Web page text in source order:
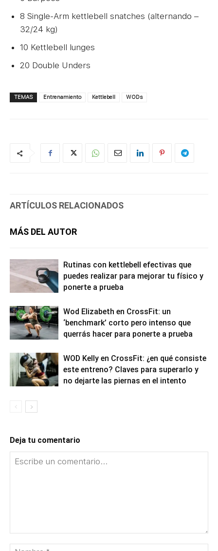
8 Single-Arm kettlebell snatches (alternando –
32/24 kg)
10 Kettlebell lunges
20 Double Unders
TEMAS Entrenamiento Kettlebell WODs
ARTÍCULOS RELACIONADOS
MÁS DEL AUTOR
Rutinas con kettlebell efectivas que
puedes realizar para mejorar tu físico y
ponerte a prueba
Wod Elizabeth en CrossFit: un
‘benchmark’ corto pero intenso que
querrás hacer para ponerte a prueba
WOD Kelly en CrossFit: ¿en qué consiste
este entreno? Claves para superarlo y
no dejarte las piernas en el intento
Deja tu comentario